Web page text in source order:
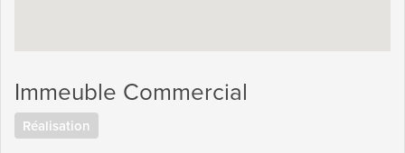
Immeuble Commercial
Réalisation